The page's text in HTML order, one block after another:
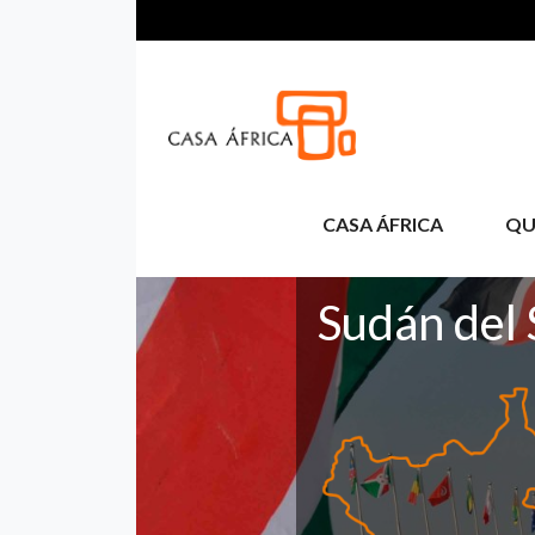
CASA ÁFRICA
Sudán del